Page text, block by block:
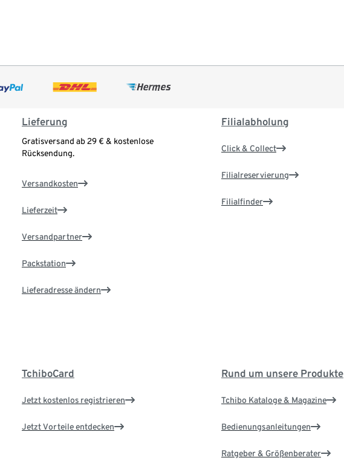
Lieferung
Gratisversand ab 29 € & kostenlose
Rücksendung.
Versandkosten
Lieferzeit
Versandpartner
Packstation
Lieferadresse ändern
Filialabholung
Click & Collect
Filialreservierung
Filialfinder
TchiboCard
Jetzt kostenlos registrieren
Jetzt Vorteile entdecken
Rund um unsere Produkte
Tchibo Kataloge & Magazine
Bedienungsanleitungen
Ratgeber & Größenberater